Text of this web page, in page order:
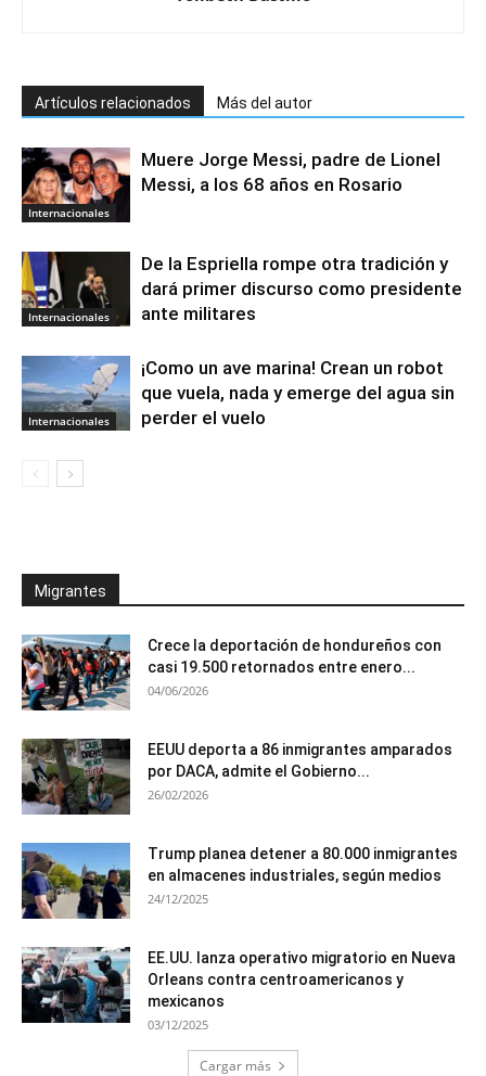
Artículos relacionados Más del autor
Internacionales
Muere Jorge Messi, padre de Lionel
Messi, a los 68 años en Rosario
Internacionales
De la Espriella rompe otra tradición y
dará primer discurso como presidente
ante militares
Internacionales
¡Como un ave marina! Crean un robot
que vuela, nada y emerge del agua sin
perder el vuelo
Migrantes
Crece la deportación de hondureños con
casi 19.500 retornados entre enero...
04/06/2026
EEUU deporta a 86 inmigrantes amparados
por DACA, admite el Gobierno...
26/02/2026
Trump planea detener a 80.000 inmigrantes
en almacenes industriales, según medios
24/12/2025
EE.UU. lanza operativo migratorio en Nueva
Orleans contra centroamericanos y
mexicanos
03/12/2025
Cargar más